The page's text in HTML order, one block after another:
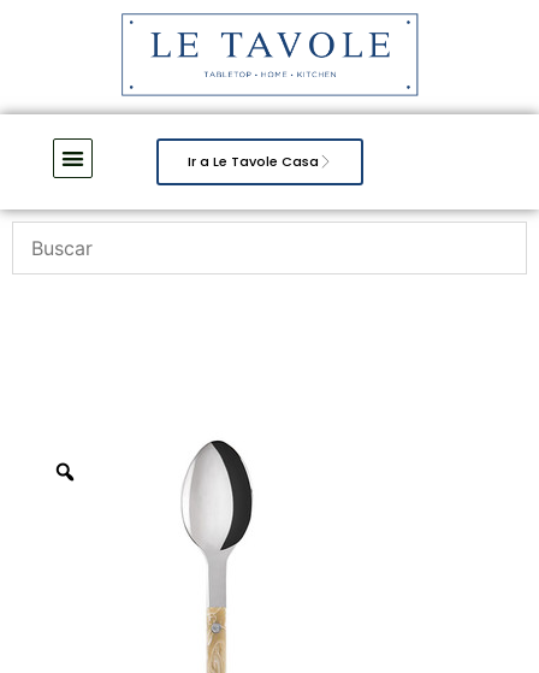
Ir a Le Tavole Casa